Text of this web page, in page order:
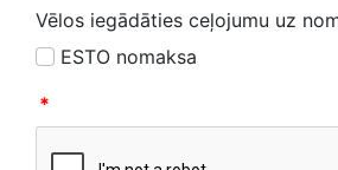
Vēlos iegādāties ceļojumu uz
ESTO nomaksa
*